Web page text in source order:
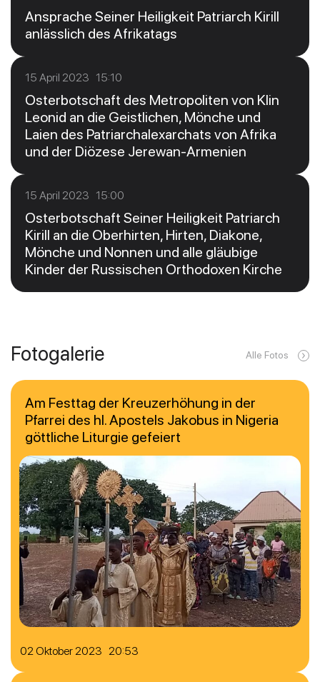
Ansprache Seiner Heiligkeit Patriarch Kirill
anlässlich des Afrikatags
15 April 2023 15:10
Osterbotschaft des Metropoliten von Klin
Leonid an die Geistlichen, Mönche und
Laien des Patriarchalexarchats von Afrika
und der Diözese Jerewan-Armenien
15 April 2023 15:00
Osterbotschaft Seiner Heiligkeit Patriarch
Kirill an die Oberhirten, Hirten, Diakone,
Mönche und Nonnen und alle gläubige
Kinder der Russischen Orthodoxen Kirche
Fotogalerie Alle Fotos
02 Oktober 2023 20:53
Am Festtag der Kreuzerhöhung in der
Pfarrei des hl. Apostels Jakobus in Nigeria
göttliche Liturgie gefeiert